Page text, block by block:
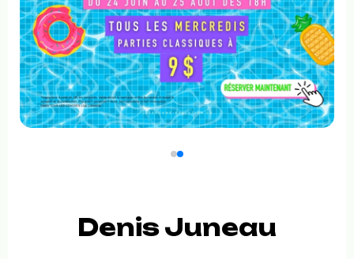
Denis Juneau